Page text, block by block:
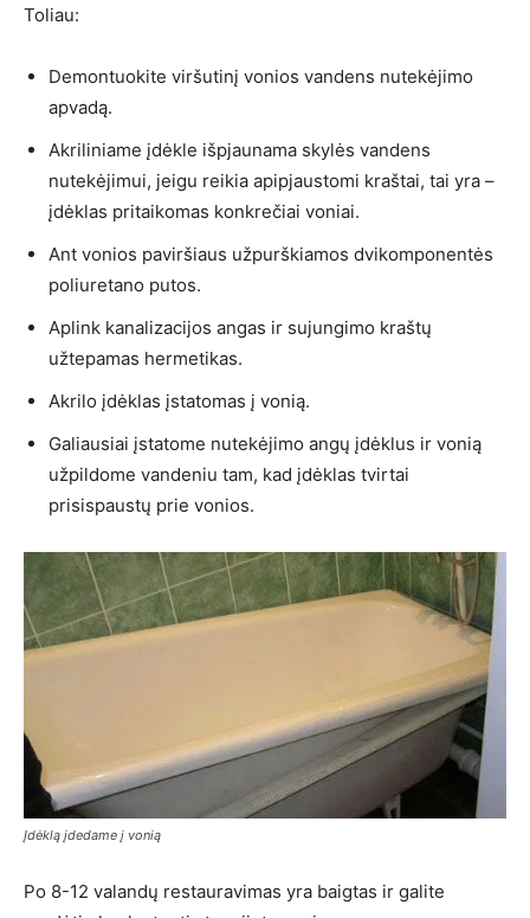
Toliau:
Demontuokite viršutinį vonios vandens nutekėjimo
apvadą.
Akriliniame įdėkle išpjaunama skylės vandens
nutekėjimui, jeigu reikia apipjaustomi kraštai, tai yra –
įdėklas pritaikomas konkrečiai voniai.
Ant vonios paviršiaus užpurškiamos dvikomponentės
poliuretano putos.
Aplink kanalizacijos angas ir sujungimo kraštų
užtepamas hermetikas.
Akrilo įdėklas įstatomas į vonią.
Galiausiai įstatome nutekėjimo angų įdėklus ir vonią
užpildome vandeniu tam, kad įdėklas tvirtai
prisispaustų prie vonios.
Įdėklą įdedame į vonią
Po 8-12 valandų restauravimas yra baigtas ir galite